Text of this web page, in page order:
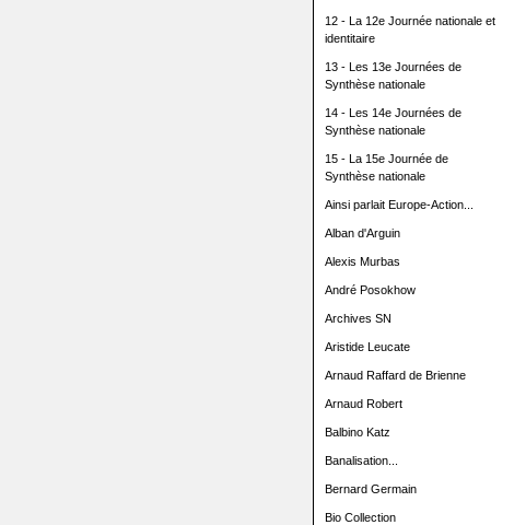
12 - La 12e Journée nationale et
identitaire
13 - Les 13e Journées de
Synthèse nationale
14 - Les 14e Journées de
Synthèse nationale
15 - La 15e Journée de
Synthèse nationale
Ainsi parlait Europe-Action...
Alban d'Arguin
Alexis Murbas
André Posokhow
Archives SN
Aristide Leucate
Arnaud Raffard de Brienne
Arnaud Robert
Balbino Katz
Banalisation...
Bernard Germain
Bio Collection